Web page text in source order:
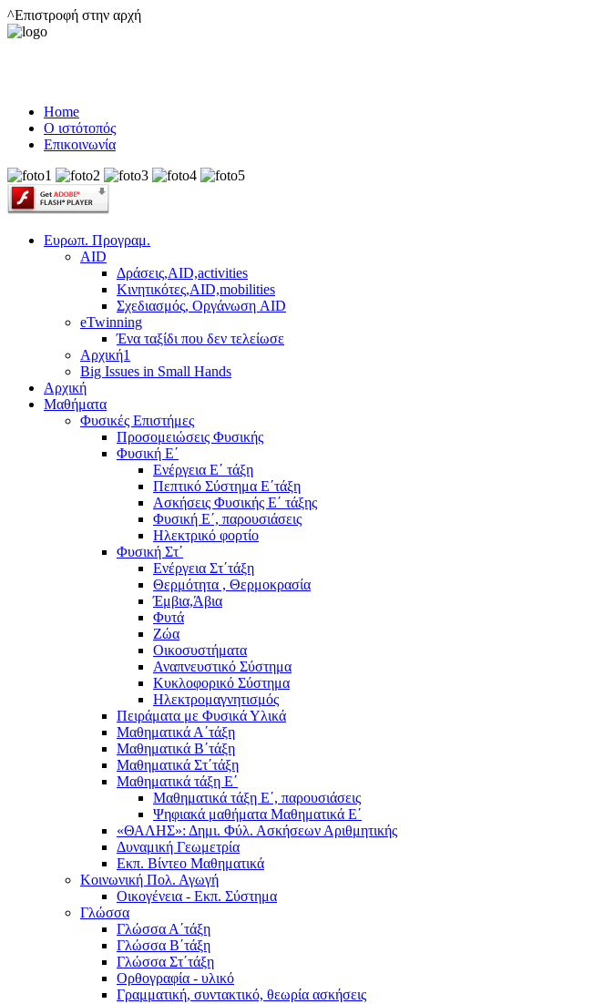
^Επιστροφή στην αρχή
Home
Ο ιστότοπός
Επικοινωνία
Ευρωπ. Προγραμ.
AID
Δράσεις,AID,activities
Κινητικότες,AID,mobilities
Σχεδιασμός, Οργάνωση AID
eTwinning
Ένα ταξίδι που δεν τελείωσε
Αρχική1
Big Issues in Small Hands
Αρχική
Μαθήματα
Φυσικές Επιστήμες
Προσομειώσεις Φυσικής
Φυσική Ε΄
Ενέργεια Ε΄ τάξη
Πεπτικό Σύστημα Ε΄τάξη
Ασκήσεις Φυσικής Ε΄ τάξης
Φυσική Ε΄, παρουσιάσεις
Ηλεκτρικό φορτίο
Φυσική Στ΄
Ενέργεια Στ΄τάξη
Θερμότητα , Θερμοκρασία
Έμβια,Άβια
Φυτά
Ζώα
Οικοσυστήματα
Αναπνευστικό Σύστημα
Κυκλοφορικό Σύστημα
Ηλεκτρομαγνητισμός
Πειράματα με Φυσικά Υλικά
Μαθηματικά Α΄τάξη
Μαθηματικά Β΄τάξη
Μαθηματικά Στ΄τάξη
Μαθηματικά τάξη Ε΄
Μαθηματικά τάξη Ε΄, παρουσιάσεις
Ψηφιακά μαθήματα Μαθηματικά Ε΄
«ΘΑΛΗΣ»: Δημι. Φύλ. Ασκήσεων Αριθμητικής
Δυναμική Γεωμετρία
Εκπ. Βίντεο Μαθηματικά
Κοινωνική Πολ. Αγωγή
Οικογένεια - Εκπ. Σύστημα
Γλώσσα
Γλώσσα Α΄τάξη
Γλώσσα Β΄τάξη
Γλώσσα Στ΄τάξη
Ορθογραφία - υλικό
Γραμματική, συντακτικό, θεωρία ασκήσεις